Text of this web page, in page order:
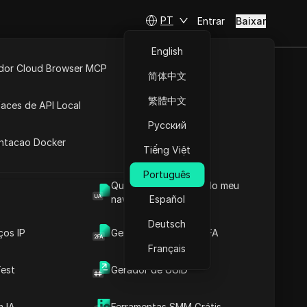
Qual é o User Agent do meu
navegador
IP Gerador de Código 2FA
Gerador de UUID
Cloud Browser MCP
de API Local
Docker
PT
English
简体中文
繁體中文
Русский
Tiếng Việt
Português
Español
Deutsch
Français
Entrar Baixar
IPs
completa de IPs e os
copiar cada intervalo de